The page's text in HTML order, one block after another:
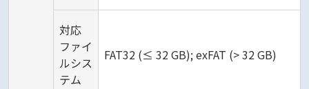
対応
ファイ
ルシス
テム
FAT32 (≤ 32 GB); exFAT (> 32 GB)